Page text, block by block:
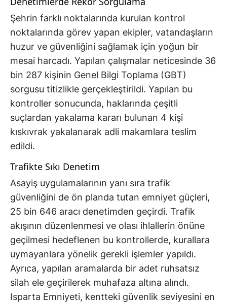
Şehrin farklı noktalarında kurulan kontrol
noktalarında görev yapan ekipler, vatandaşların
huzur ve güvenliğini sağlamak için yoğun bir
mesai harcadı. Yapılan çalışmalar neticesinde 36
bin 287 kişinin Genel Bilgi Toplama (GBT)
sorgusu titizlikle gerçekleştirildi. Yapılan bu
kontroller sonucunda, haklarında çeşitli
suçlardan yakalama kararı bulunan 4 kişi
kıskıvrak yakalanarak adli makamlara teslim
edildi.
Trafikte Sıkı Denetim
Asayiş uygulamalarının yanı sıra trafik
güvenliğini de ön planda tutan emniyet güçleri,
25 bin 646 aracı denetimden geçirdi. Trafik
akışının düzenlenmesi ve olası ihlallerin önüne
geçilmesi hedeflenen bu kontrollerde, kurallara
uymayanlara yönelik gerekli işlemler yapıldı.
Ayrıca, yapılan aramalarda bir adet ruhsatsız
silah ele geçirilerek muhafaza altına alındı.
Isparta Emniyeti, kentteki güvenlik seviyesini en